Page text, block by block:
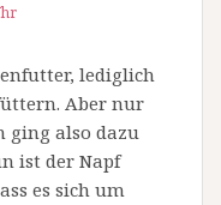
lediglich
Aber nur
ging also dazu
ist der Napf
es sich um